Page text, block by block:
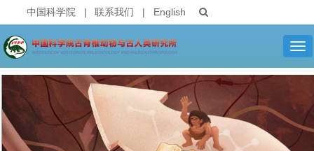
中国科学院 | 联系我们 | English